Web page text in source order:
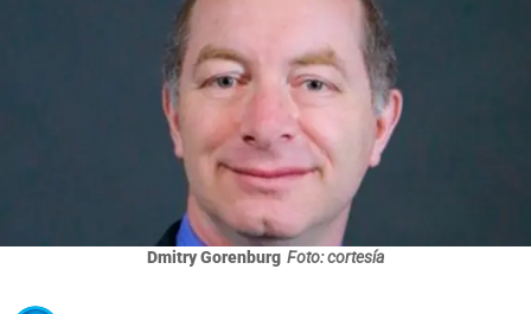
Dmitry Gorenburg Foto: cortesía